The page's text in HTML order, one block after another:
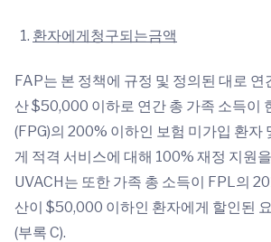
환자에게청구되는금액
FAP는 본 정책에 규정 및 정의된 대로 연
산 $50,000 이하로 연간 총 가족 소득이
(FPG)의 200% 이하인 보험 미가입 환자
게 적격 서비스에 대해 100% 재정 지원
UVACH는 또한 가족 총 소득이 FPL의
산이 $50,000 이하인 환자에게 할인된
(부록 C).